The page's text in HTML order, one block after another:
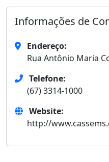
Informações de
Endereço:
Rua Antônio Maria
Telefone:
(67) 3314-1000
Website:
http://